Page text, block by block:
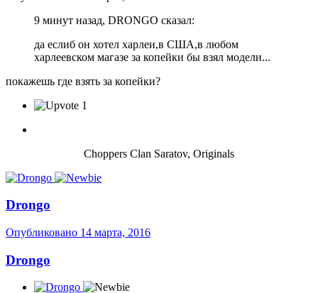
9 минут назад, DRONGO сказал:
да еслиб он хотел харлеи,в США,в любом
харлеевском магазе за копейки бы взял модели...
покажешь где взять за копейки?
1
Choppers Clan Saratov, Originals
Drongo
Опубликовано 14 марта, 2016
Drongo